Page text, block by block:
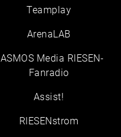
Teamplay
ArenaLAB
Media RIESEN-
Fanradio
Assist!
RIESENstrom